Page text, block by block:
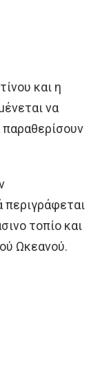
και η
να
τοπίο και
Ωκεανού.